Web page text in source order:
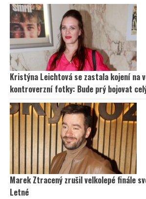
Kristýna Leichtová se zastala kojení na
kontroverzní fotky: Bude prý bojovat
Marek Ztracený zrušil velkolepé finále
Letné